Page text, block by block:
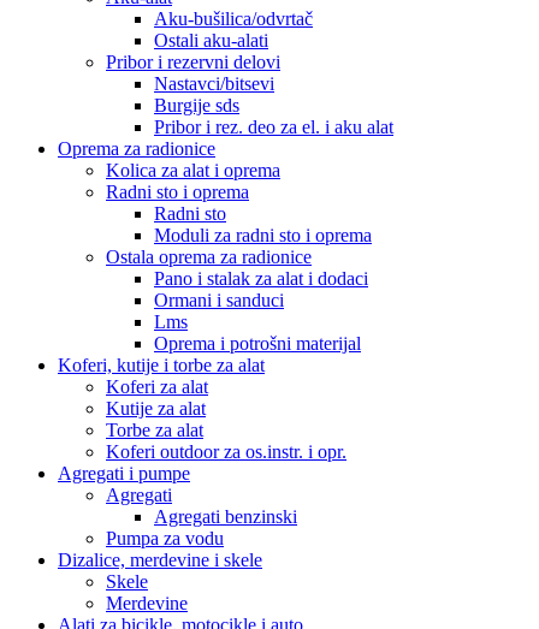
Aku-bušilica/odvrtač
Ostali aku-alati
Pribor i rezervni delovi
Nastavci/bitsevi
Burgije sds
Pribor i rez. deo za el. i aku alat
Oprema za radionice
Kolica za alat i oprema
Radni sto i oprema
Radni sto
Moduli za radni sto i oprema
Ostala oprema za radionice
Pano i stalak za alat i dodaci
Ormani i sanduci
Lms
Oprema i potrošni materijal
Koferi, kutije i torbe za alat
Koferi za alat
Kutije za alat
Torbe za alat
Koferi outdoor za os.instr. i opr.
Agregati i pumpe
Agregati
Agregati benzinski
Pumpa za vodu
Dizalice, merdevine i skele
Skele
Merdevine
Alati za bicikle, motocikle i auto